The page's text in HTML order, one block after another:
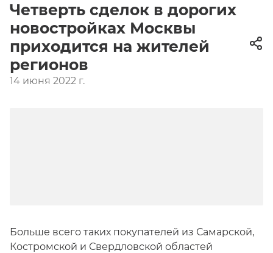
Четверть сделок в дорогих
новостройках Москвы
приходится на жителей
регионов
14 июня 2022 г.
Больше всего таких покупателей из Самарской,
Костромской и Свердловской областей